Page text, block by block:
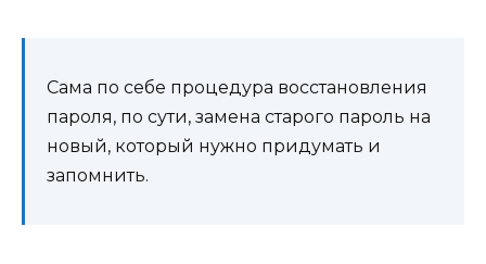
Сама по себе процедура восстановления
пароля, по сути, замена старого пароль на
новый, который нужно придумать и
запомнить.